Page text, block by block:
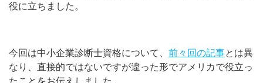
役に立ちました。
今回は中小企業診断士資格について、 前々回の記事とは異
なり、直接的ではないですが違った形でアメリカで役立っ